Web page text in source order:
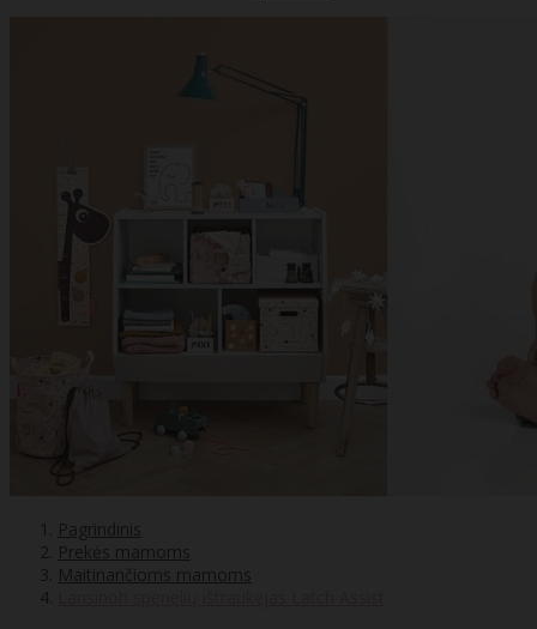
Pagrindinis
Prekės mamoms
Maitinančioms mamoms